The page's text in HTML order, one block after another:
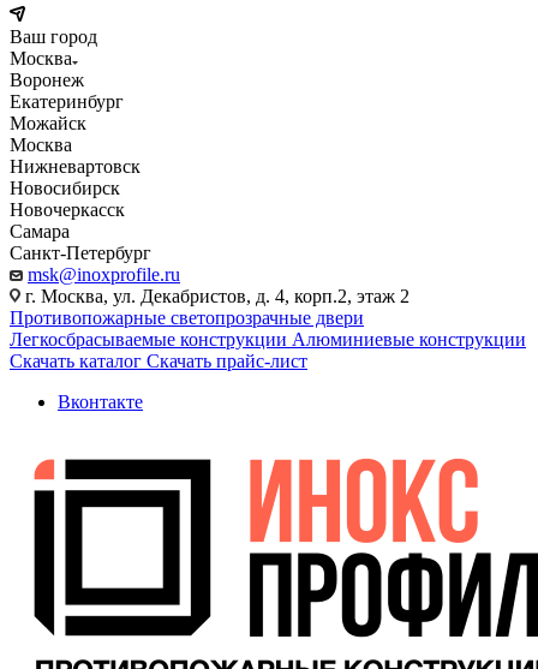
Ваш город
Москва
Воронеж
Екатеринбург
Можайск
Москва
Нижневартовск
Новосибирск
Новочеркасск
Самара
Санкт-Петербург
msk@inoxprofile.ru
г. Москва, ул. Декабристов, д. 4, корп.2, этаж 2
Противопожарные светопрозрачные двери
Легкосбрасываемые конструкции Алюминиевые конструкции
Скачать каталог Скачать прайс-лист
Вконтакте